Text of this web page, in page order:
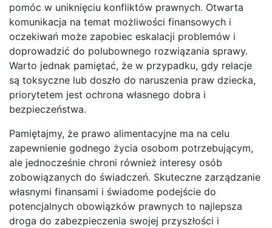
pomóc w uniknięciu konfliktów prawnych. Otwarta
komunikacja na temat możliwości finansowych i
oczekiwań może zapobiec eskalacji problemów i
doprowadzić do polubownego rozwiązania sprawy.
Warto jednak pamiętać, że w przypadku, gdy relacje
są toksyczne lub doszło do naruszenia praw dziecka,
priorytetem jest ochrona własnego dobra i
bezpieczeństwa.
Pamiętajmy, że prawo alimentacyjne ma na celu
zapewnienie godnego życia osobom potrzebującym,
ale jednocześnie chroni również interesy osób
zobowiązanych do świadczeń. Skuteczne zarządzanie
własnymi finansami i świadome podejście do
potencjalnych obowiązków prawnych to najlepsza
droga do zabezpieczenia swojej przyszłości i